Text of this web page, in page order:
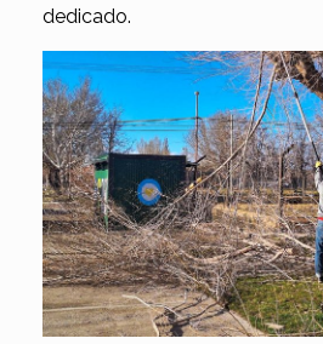
dedicado.